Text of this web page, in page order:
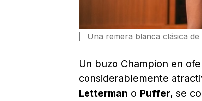
Una remera blanca clásica de
Un buzo Champion en
considerablemente
Letterman o Puffer, se